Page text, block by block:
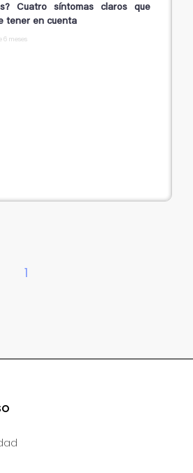
Cuatro síntomas claros que
tener en cuenta
6 meses
1